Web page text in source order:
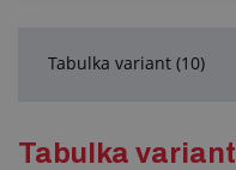
Tabulka variant (10)
Tabulka variant